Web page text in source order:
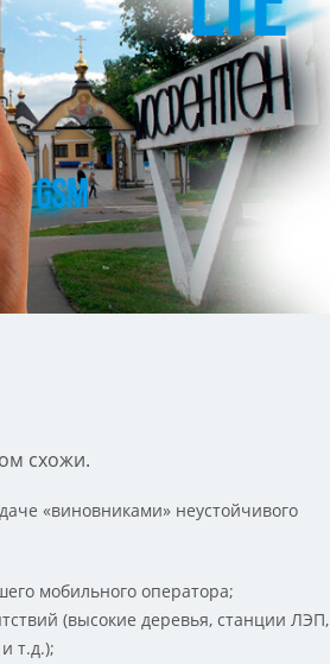
схожи.
«виновниками» неустойчивого
мобильного оператора;
(высокие деревья, станции ЛЭП,
т.д.);